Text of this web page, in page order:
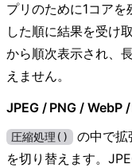
プリのために1コアを
した順に結果を受け
から順次表示され、
えません。
JPEG / PNG / WebP
圧縮処理() の中で拡
を切り替えます。